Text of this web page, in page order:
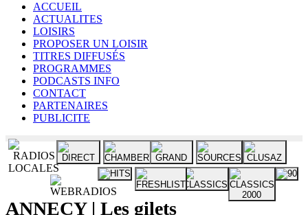
ACCUEIL
ACTUALITES
LOISIRS
PROPOSER UN LOISIR
TITRES DIFFUSÉS
PROGRAMMES
PODCASTS INFO
CONTACT
PARTENAIRES
PUBLICITE
ANNECY | Les gilets